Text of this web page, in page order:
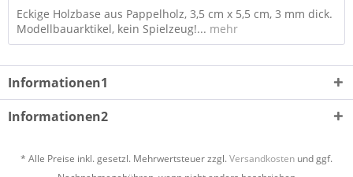
Eckige Holzbase aus Pappelholz, 3,5 cm x 5,5 cm, 3 mm dick.
Modellbauarktikel, kein Spielzeug!... mehr
Informationen1
Informationen2
* Alle Preise inkl. gesetzl. Mehrwertsteuer zzgl.Versandkosten und ggf.